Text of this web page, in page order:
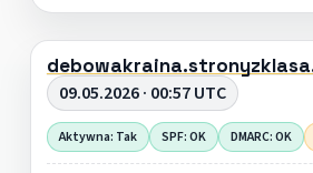
09.05.2026 · 00:57 UTC
Aktywna: Tak SPF: OK DMARC: OK